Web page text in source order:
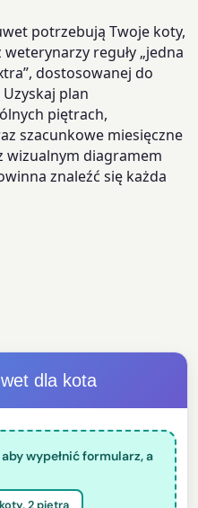
potrzebują Twoje koty,
reguły „jedna
dostosowanej do
plan
piętrach,
szacunkowe miesięczne
wizualnym diagramem
znaleźć się każda
dla kota
wypełnić formularz, a
2 piętra